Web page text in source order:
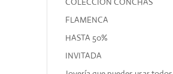
FLAMENCA
HASTA 50%
INVITADA